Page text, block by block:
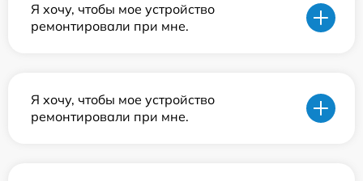
Я хочу, чтобы мое устройство
ремонтировали при мне.
Я хочу, чтобы мое устройство
ремонтировали при мне.